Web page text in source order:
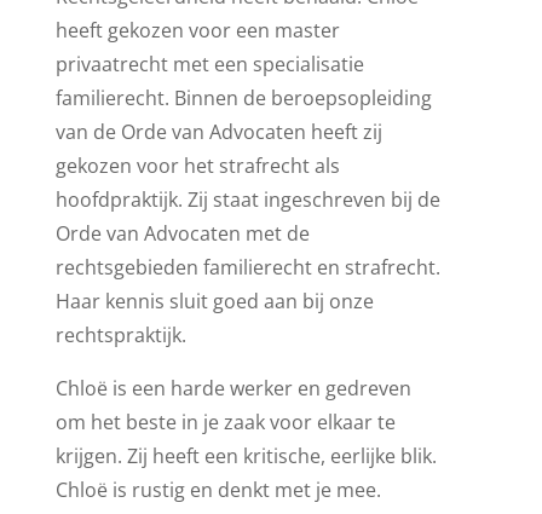
heeft gekozen voor een master
privaatrecht met een specialisatie
familierecht. Binnen de beroepsopleiding
van de Orde van Advocaten heeft zij
gekozen voor het strafrecht als
hoofdpraktijk. Zij staat ingeschreven bij de
Orde van Advocaten met de
rechtsgebieden familierecht en strafrecht.
Haar kennis sluit goed aan bij onze
rechtspraktijk.
Chloë is een harde werker en gedreven
om het beste in je zaak voor elkaar te
krijgen. Zij heeft een kritische, eerlijke blik.
Chloë is rustig en denkt met je mee.